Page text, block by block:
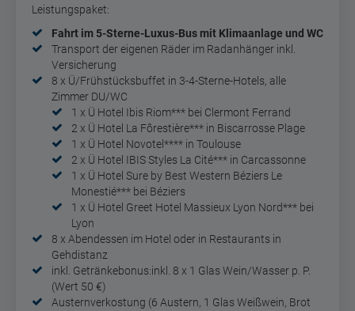
Leistungspaket:
Fahrt im 5-Sterne-Luxus-Bus mit Klimaanlage und WC
Transport der eigenen Räder im Radanhänger inkl.
Versicherung
8 x Ü/Frühstücksbuffet in 3-4-Sterne-Hotels, alle
Zimmer DU/WC
1 x Ü Hotel Ibis Riom*** bei Clermont Ferrand
2 x Ü Hotel La Fôrestière*** in Biscarrosse Plage
1 x Ü Hotel Novotel**** in Toulouse
2 x Ü Hotel IBIS Styles La Cité*** in Carcassonne
1 x Ü Hotel Sure by Best Western Béziers Le
Monestié*** bei Béziers
1 x Ü Hotel Greet Hotel Massieux Lyon Nord*** bei
Lyon
8 x Abendessen im Hotel oder in Restaurants in
Gehdistanz
inkl. Getränkebonus:inkl. 8 x 1 Glas Wein/Wasser p. P.
(Wert 50 €)
Austernverkostung (6 Austern, 1 Glas Weißwein, Brot